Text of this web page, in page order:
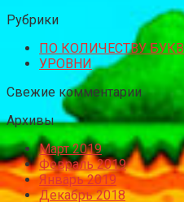
Рубрики
ПО КОЛИЧЕСТВУ БУКВ
УРОВНИ
Свежие комментарии
Архивы
Март 2019
Февраль 2019
Январь 2019
Декабрь 2018